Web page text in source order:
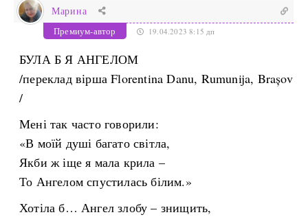
Марина
Премиум-автор 19.04.2023 8:15 дп
БУЛА Б Я АНГЕЛОМ
/переклад вірша Florentina Danu, Rumunija, Brașov
/
Мені так часто говорили:
«В моїй душі багато світла,
Якби ж іще я мала крила –
То Ангелом спустилась білим.»
Хотіла б… Ангел злобу – знищить,